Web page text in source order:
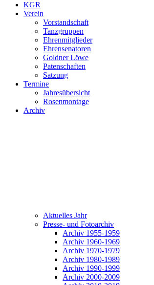
KGR
Verein
Vorstandschaft
Tanzgruppen
Ehrenmitglieder
Ehrensenatoren
Goldner Löwe
Patenschaften
Satzung
Termine
Jahresübersicht
Rosenmontage
Archiv
Aktuelles Jahr
Presse- und Fotoarchiv
Archiv 1955-1959
Archiv 1960-1969
Archiv 1970-1979
Archiv 1980-1989
Archiv 1990-1999
Archiv 2000-2009